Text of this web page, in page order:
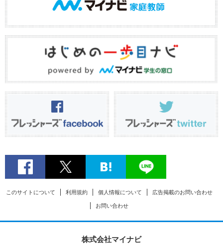
このサイトについて 利用規約 個人情報について 広告掲載のお問い合わせ
お問い合わせ
株式会社マイナビ